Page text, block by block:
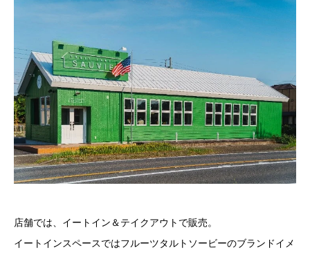
店舗では、イートイン＆テイクアウトで販売。
イートインスペースではフルーツタルトソービーのブランドイメ